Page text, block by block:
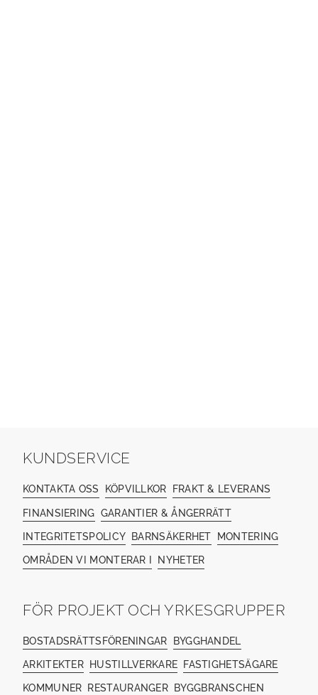
KUNDSERVICE
KONTAKTA OSS KÖPVILLKOR FRAKT & LEVERANS
FINANSIERING GARANTIER & ÅNGERRÄTT
INTEGRITETSPOLICY BARNSÄKERHET MONTERING
OMRÅDEN VI MONTERAR I NYHETER
FÖR PROJEKT OCH YRKESGRUPPER
BOSTADSRÄTTSFÖRENINGAR BYGGHANDEL
ARKITEKTER HUSTILLVERKARE FASTIGHETSÄGARE
KOMMUNER RESTAURANGER BYGGBRANSCHEN